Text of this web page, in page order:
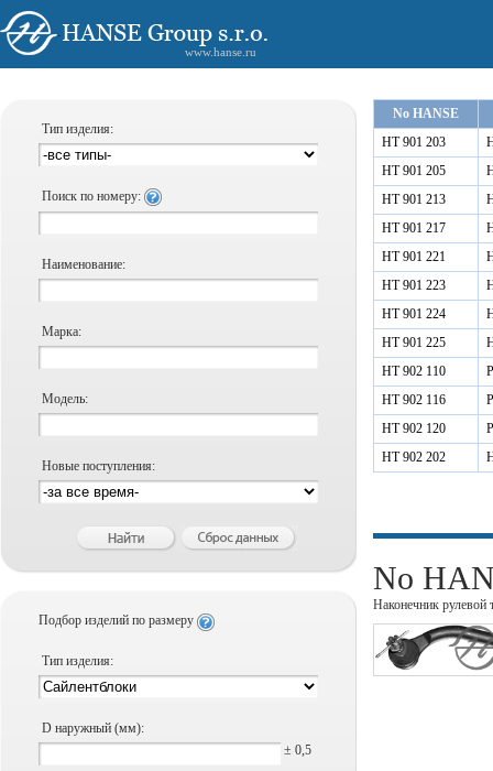
www.hanse.ru
Тип изделия:
Поиск по номеру:
Наименование:
Марка:
Модель:
Новые поступления:
Подбор изделий по размеру
Тип изделия:
D наружный (мм):
± 0,5
No HANSE
HT 901 203
HT 901 205
HT 901 213
HT 901 217
HT 901 221
HT 901 223
HT 901 224
HT 901 225
HT 902 110
HT 902 116
HT 902 120
HT 902 202
No
Наконечник рулевой